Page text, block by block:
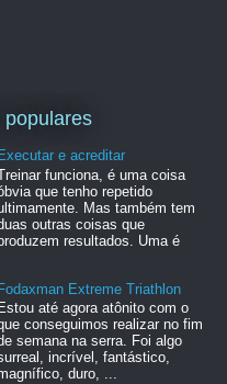
populares
Executar e acreditar
funciona, é uma coisa
que tenho repetido
Mas também tem
outras coisas que
resultados. Uma é
Fodaxman Extreme Triathlon
Estou até agora atônito com o
conseguimos realizar no fim
semana na serra. Foi algo
incrível, fantástico,
duro, ...